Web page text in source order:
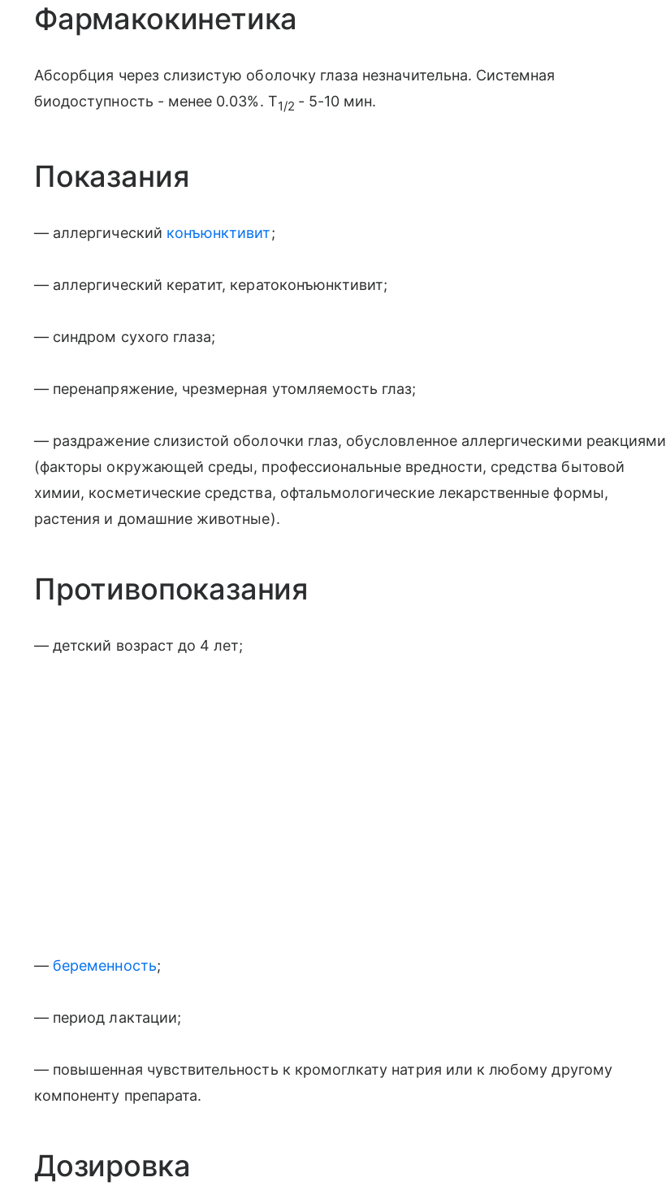
Фармакокинетика
Абсорбция через слизистую оболочку глаза незначительна. Системная
биодоступность - менее 0.03%. T1/2 - 5-10 мин.
Показания
— аллергический конъюнктивит;
— аллергический кератит, кератоконъюнктивит;
— синдром сухого глаза;
— перенапряжение, чрезмерная утомляемость глаз;
— раздражение слизистой оболочки глаз, обусловленное аллергическими реакциями
(факторы окружающей среды, профессиональные вредности, средства бытовой
химии, косметические средства, офтальмологические лекарственные формы,
растения и домашние животные).
Противопоказания
— детский возраст до 4 лет;
— беременность;
— период лактации;
— повышенная чувствительность к кромоглкату натрия или к любому другому
компоненту препарата.
Дозировка